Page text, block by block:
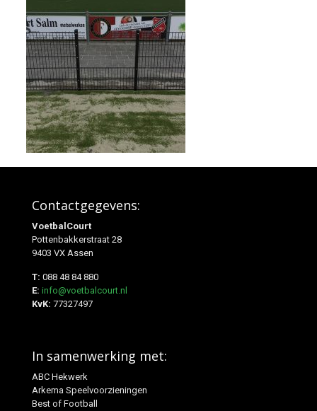
Contactgegevens:
VoetbalCourt
Pottenbakkerstraat 28
9403 VX Assen
T: 088 48 84 880
E: info@voetbalcourt.nl
KvK: 77327497
In samenwerking met:
ABC Hekwerk
Arkema Speelvoorzieningen
Best of Football